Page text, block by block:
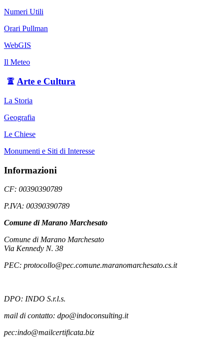
Numeri Utili
Orari Pullman
WebGIS
Il Meteo
Arte e Cultura
La Storia
Geografia
Le Chiese
Monumenti e Siti di Interesse
Informazioni
CF: 00390390789
P.IVA: 00390390789
Comune di Marano Marchesato
Comune di Marano Marchesato
Via Kennedy N. 38
PEC: protocollo@pec.comune.maranomarchesato.cs.it
DPO: INDO S.r.l.s.
mail di contatto: dpo@indoconsulting.it
pec:indo@mailcertificata.biz